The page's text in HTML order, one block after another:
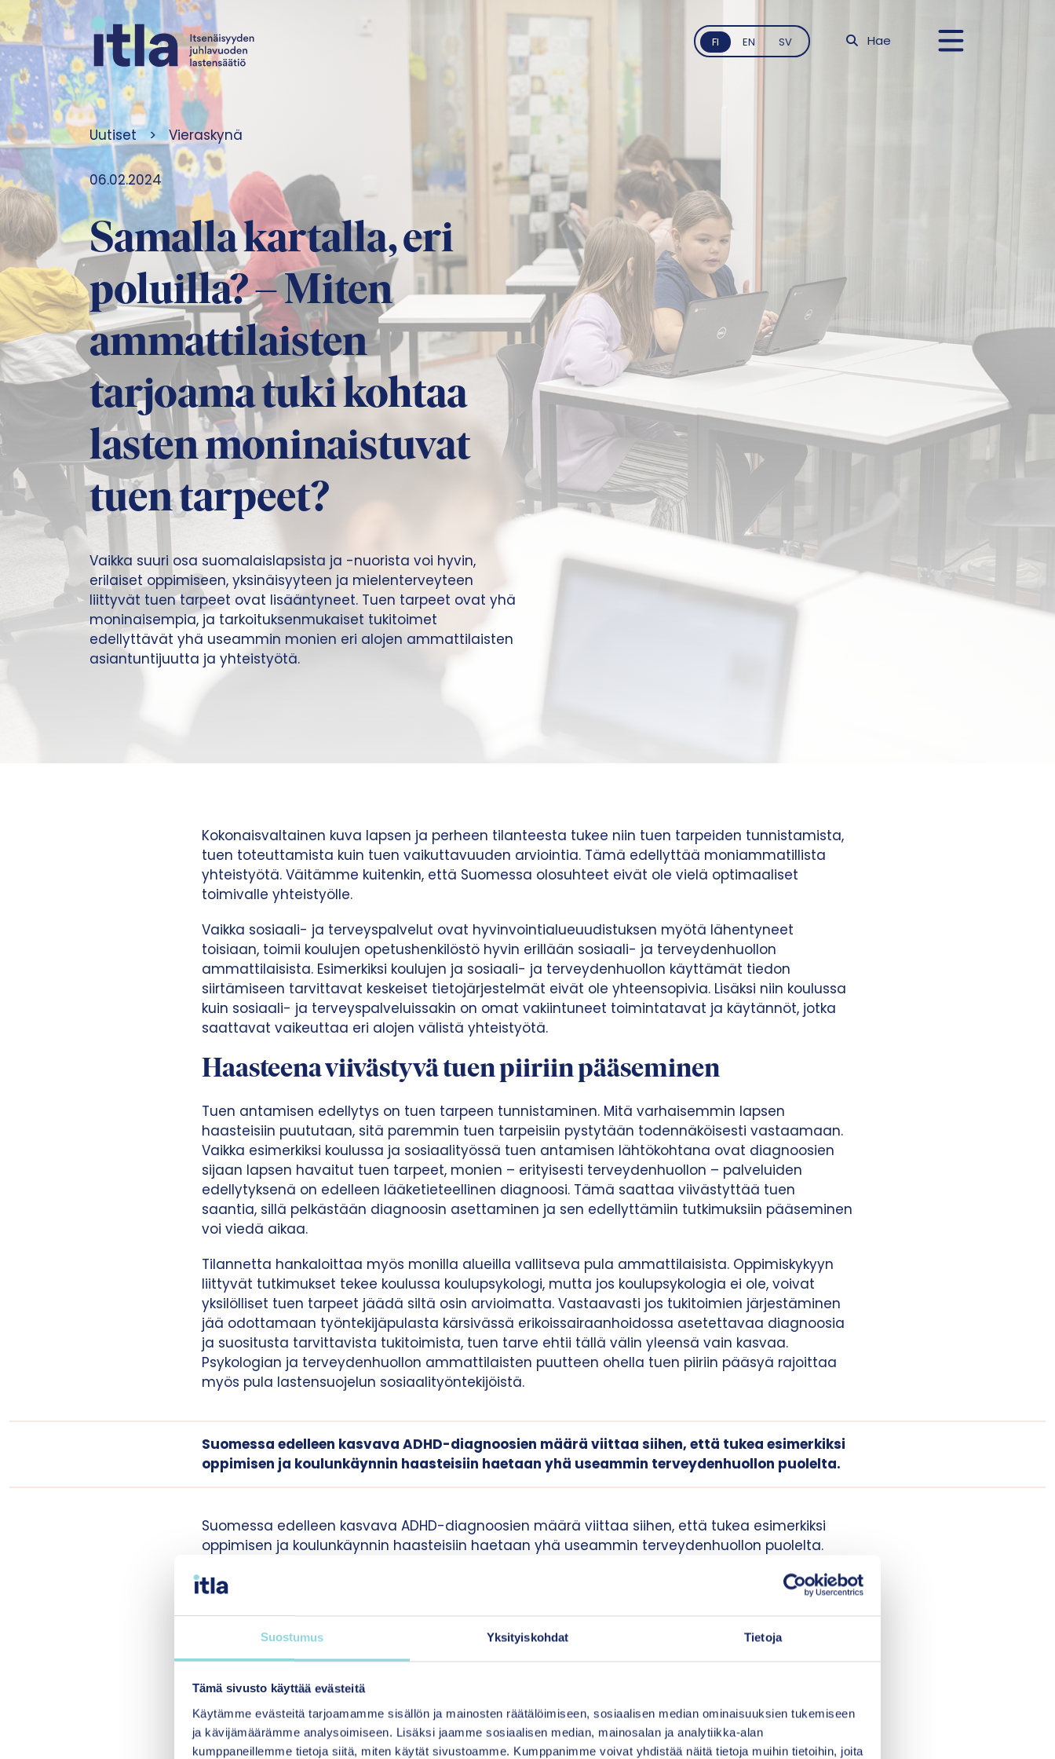
Suostumus Yksityiskohdat Tietoja
Tämä sivusto käyttää evästeitä
Käytämme evästeitä tarjoamamme sisällön ja mainosten räätälöimiseen, sosiaalisen median ominaisuuksien tukemiseen
ja kävijämäärämme analysoimiseen. Lisäksi jaamme sosiaalisen median, mainosalan ja analytiikka-alan
kumppaneillemme tietoja siitä, miten käytät sivustoamme. Kumppanimme voivat yhdistää näitä tietoja muihin tietoihin, joita
Siirry sisältöön
FI EN SV Hae
Uutiset > Vieraskynä
06.02.2024
Samalla kartalla, eri
poluilla? – Miten
ammattilaisten
tarjoama tuki kohtaa
lasten moninaistuvat
tuen tarpeet?
Vaikka suuri osa suomalaislapsista ja -nuorista voi hyvin,
erilaiset oppimiseen, yksinäisyyteen ja mielenterveyteen
liittyvät tuen tarpeet ovat lisääntyneet. Tuen tarpeet ovat yhä
moninaisempia, ja tarkoituksenmukaiset tukitoimet
edellyttävät yhä useammin monien eri alojen ammattilaisten
asiantuntijuutta ja yhteistyötä.
Kokonaisvaltainen kuva lapsen ja perheen tilanteesta tukee niin tuen tarpeiden tunnistamista,
tuen toteuttamista kuin tuen vaikuttavuuden arviointia. Tämä edellyttää moniammatillista
yhteistyötä. Väitämme kuitenkin, että Suomessa olosuhteet eivät ole vielä optimaaliset
toimivalle yhteistyölle.
Vaikka sosiaali- ja terveyspalvelut ovat hyvinvointialueuudistuksen myötä lähentyneet
toisiaan, toimii koulujen opetushenkilöstö hyvin erillään sosiaali- ja terveydenhuollon
ammattilaisista. Esimerkiksi koulujen ja sosiaali- ja terveydenhuollon käyttämät tiedon
siirtämiseen tarvittavat keskeiset tietojärjestelmät eivät ole yhteensopivia. Lisäksi niin koulussa
kuin sosiaali- ja terveyspalveluissakin on omat vakiintuneet toimintatavat ja käytännöt, jotka
saattavat vaikeuttaa eri alojen välistä yhteistyötä.
Haasteena viivästyvä tuen piiriin pääseminen
Tuen antamisen edellytys on tuen tarpeen tunnistaminen. Mitä varhaisemmin lapsen
haasteisiin puututaan, sitä paremmin tuen tarpeisiin pystytään todennäköisesti vastaamaan.
Vaikka esimerkiksi koulussa ja sosiaalityössä tuen antamisen lähtökohtana ovat diagnoosien
sijaan lapsen havaitut tuen tarpeet, monien – erityisesti terveydenhuollon – palveluiden
edellytyksenä on edelleen lääketieteellinen diagnoosi. Tämä saattaa viivästyttää tuen
saantia, sillä pelkästään diagnoosin asettaminen ja sen edellyttämiin tutkimuksiin pääseminen
voi viedä aikaa.
Tilannetta hankaloittaa myös monilla alueilla vallitseva pula ammattilaisista. Oppimiskykyyn
liittyvät tutkimukset tekee koulussa koulupsykologi, mutta jos koulupsykologia ei ole, voivat
yksilölliset tuen tarpeet jäädä siltä osin arvioimatta. Vastaavasti jos tukitoimien järjestäminen
jää odottamaan työntekijäpulasta kärsivässä erikoissairaanhoidossa asetettavaa diagnoosia
ja suositusta tarvittavista tukitoimista, tuen tarve ehtii tällä välin yleensä vain kasvaa.
Psykologian ja terveydenhuollon ammattilaisten puutteen ohella tuen piiriin pääsyä rajoittaa
myös pula lastensuojelun sosiaalityöntekijöistä.
Suomessa edelleen kasvava ADHD-diagnoosien määrä viittaa siihen, että tukea esimerkiksi
oppimisen ja koulunkäynnin haasteisiin haetaan yhä useammin terveydenhuollon puolelta.
Suomessa edelleen kasvava ADHD-diagnoosien määrä viittaa siihen, että tukea esimerkiksi
oppimisen ja koulunkäynnin haasteisiin haetaan yhä useammin terveydenhuollon puolelta.
diagnoosilla ja sen mahdollistamalla lääkityksellä paikataan joissain tapauksissa muiden
Yhteistyöstä apua asiantuntijapulaan?
Yhdenkin lapselle keskeisen ammattilaisen puuttuminen vaarantaa tuen tarkoituksenmukaisen
antamisen. Kun jokin tuen osa-alue jää toteutumatta sen vuoksi, että siitä vastaava
asiantuntija puuttuu, on erityisen tärkeää, että lapsen ja perheen kanssa työskentelevät muut
ammattilaiset tiivistävät ja vahvistavat keskinäistä vuorovaikutustaan ja etsivät yhdessä